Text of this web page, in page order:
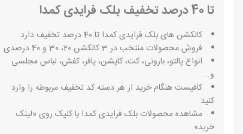
تا 40 درصد تخفیف بلک فرایدی کمدا
کالکشن های بلک فرایدی کمدا تا 40 درصد تخفیف دارد
فروش محصولات منتخب در 3 کالکشن 20، 30 و 40 درصدی
انواع پالتو، بارونی، کت، کاپشن، پافر، کفش، لباس مجلسی
و...
کافیست هنگام خرید از هر دسته کد تخفیف مربوطه را وارد
کنید
مشاهده محصولات بلک فرایدی کمدا با کلیک روی «لینک
خرید»